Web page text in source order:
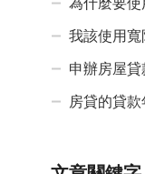
我該使用寬
申辦房屋
房貸的貸